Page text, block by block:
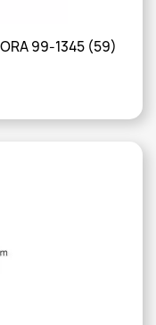
99-1345 (59)